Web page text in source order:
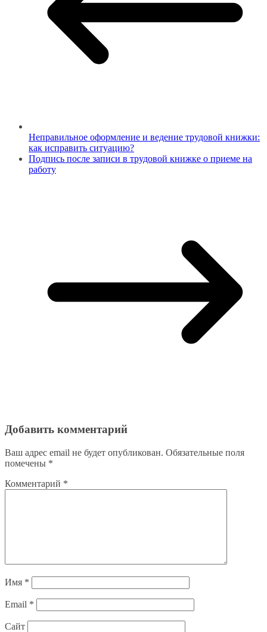
Неправильное оформление и ведение трудовой книжки:
как исправить ситуацию?
Подпись после записи в трудовой книжке о приеме на
работу
Добавить комментарий
Ваш адрес email не будет опубликован. Обязательные поля
помечены *
Комментарий *
Имя *
Email *
Сайт